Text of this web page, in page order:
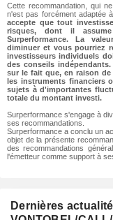
Cette recommandation, qui
n'est pas forcément adaptée
accepte que tout
risques, dont il
Surperformance. La
diminuer et vous pourriez
investisseurs individuels
des conseils
sur le fait que, en raison
les instruments financiers
sujets à d'importantes
totale du montant investi.
Surperformance s'engage à
ses recommandations.
Surperformance a conclu un
objet de la présente
des recommandations
l'émetteur comme support à
Dernières